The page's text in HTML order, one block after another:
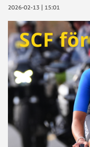
2026-02-13 | 15:01